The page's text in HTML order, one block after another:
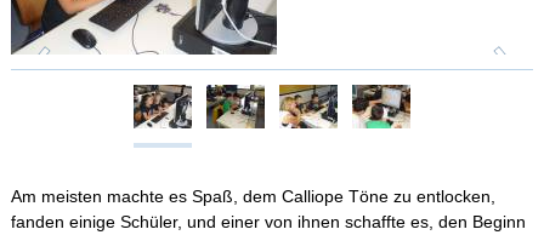
Am meisten machte es Spaß, dem Calliope Töne zu entlocken,
fanden einige Schüler, und einer von ihnen schaffte es, den Beginn